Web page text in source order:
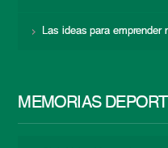
Las ideas para emprender
MEMORIAS